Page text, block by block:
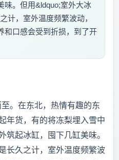
味。但用&ldquo;室外大冰
计，室外温度频繁波动，
和口感会受到折损，到了开
。在东北，热情有趣的东
年货，有的将冻梨埋入雪中
筑起冰缸，囤下几缸美味。
长久之计，室外温度频繁波